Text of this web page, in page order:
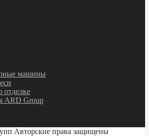
машины
отделке
ARD Group
Авторские права защищены